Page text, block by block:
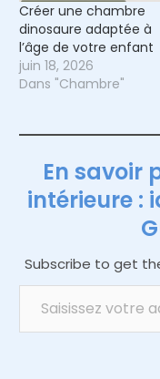
Créer une chambre
dinosaure adaptée à
l’âge de votre enfant
juin 18, 2026
Dans "Chambre"
En savoir
intérieure :
Subscribe to get
Saisissez votre adresse e-mail…